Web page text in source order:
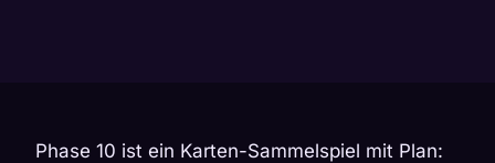
Phase 10 ist ein Karten-Sammelspiel mit Plan: